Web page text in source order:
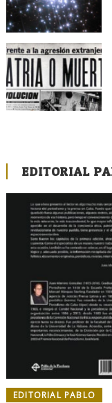
EDITORIAL
EDITORIAL PABLO